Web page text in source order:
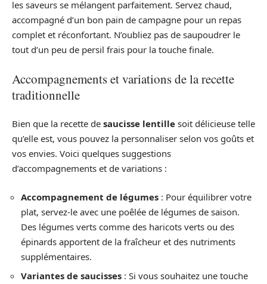
les saveurs se mélangent parfaitement. Servez chaud,
accompagné d’un bon pain de campagne pour un repas
complet et réconfortant. N’oubliez pas de saupoudrer le
tout d’un peu de persil frais pour la touche finale.
Accompagnements et variations de la recette
traditionnelle
Bien que la recette de saucisse lentille soit délicieuse telle
qu’elle est, vous pouvez la personnaliser selon vos goûts et
vos envies. Voici quelques suggestions
d’accompagnements et de variations :
Accompagnement de légumes : Pour équilibrer votre
plat, servez-le avec une poêlée de légumes de saison.
Des légumes verts comme des haricots verts ou des
épinards apportent de la fraîcheur et des nutriments
supplémentaires.
Variantes de saucisses : Si vous souhaitez une touche